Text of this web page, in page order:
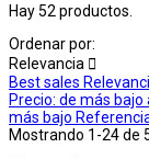
Hay 52 productos.
Ordenar por:
Relevancia 
Best sales
Precio: de más bajo
más bajo
Mostrando 1-24 de